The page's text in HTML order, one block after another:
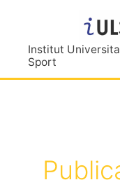
contenuInstitut
Sport